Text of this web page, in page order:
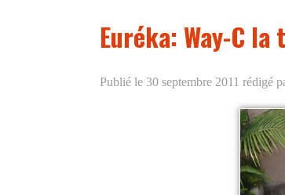
Euréka: Way-C
Publié le 30 septembre 2011 rédigé